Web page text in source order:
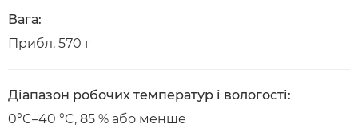
Вага:
Прибл. 570 г
Діапазон робочих температур і вологості:
0°C–40 °C, 85 % або менше